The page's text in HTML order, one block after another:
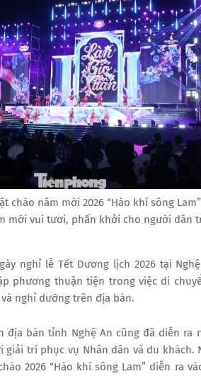
chào năm mới 2026 “Hào khí sông
mới vui tươi, phấn khởi cho người dân
nghỉ lễ Tết Dương lịch 2026 tại
phương thuận tiện trong việc di
nghỉ dưỡng trên địa bàn.
địa bàn tỉnh Nghệ An cũng đã diễn ra
giải trí phục vụ Nhân dân và du khách.
2026 “Hào khí sông Lam” diễn ra